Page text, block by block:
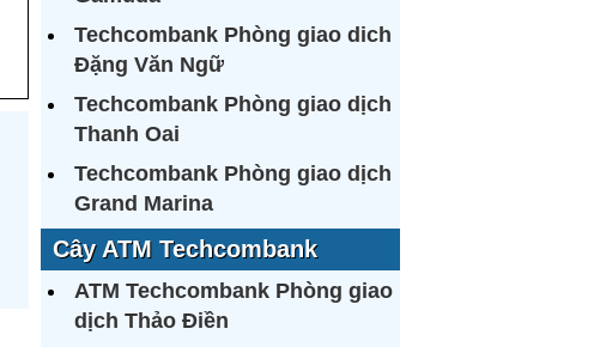
Techcombank Phòng giao dich
Đặng Văn Ngữ
Techcombank Phòng giao dịch
Thanh Oai
Techcombank Phòng giao dịch
Grand Marina
Cây ATM Techcombank
ATM Techcombank Phòng giao
dịch Thảo Điền